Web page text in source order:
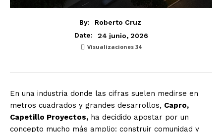
By:
Roberto Cruz
Date:
24 junio, 2026
Visualizaciones 34
En una industria donde las cifras suelen medirse en
metros cuadrados y grandes desarrollos, Capro,
Capetillo Proyectos, ha decidido apostar por un
concepto mucho más amplio: construir comunidad y